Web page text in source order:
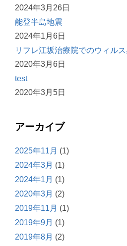
2024年3月26日
能登半島地震
2024年1月6日
リフレ江坂治療院でのウィル
2020年3月6日
test
2020年3月5日
アーカイブ
2025年11月 (1)
2024年3月 (1)
2024年1月 (1)
2020年3月 (2)
2019年11月 (1)
2019年9月 (1)
2019年8月 (2)